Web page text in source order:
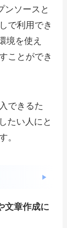
ンソースと
で利用でき
境を使え
ことができ
できるた
たい人にと
。
文章作成に